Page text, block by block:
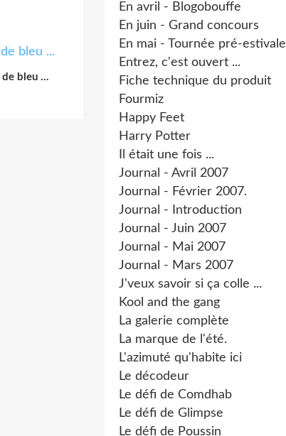
de bleu ...
En avril - Blogobouffe
En juin - Grand concours
En mai - Tournée pré-estivale
Entrez, c'est ouvert ...
Fiche technique du produit
Fourmiz
Happy Feet
Harry Potter
Il était une fois ...
Journal - Avril 2007
Journal - Février 2007.
Journal - Introduction
Journal - Juin 2007
Journal - Mai 2007
Journal - Mars 2007
J'veux savoir si ça colle ...
Kool and the gang
La galerie complète
La marque de l'été.
L'azimuté qu'habite ici
Le décodeur
Le défi de Comdhab
Le défi de Glimpse
Le défi de Poussin